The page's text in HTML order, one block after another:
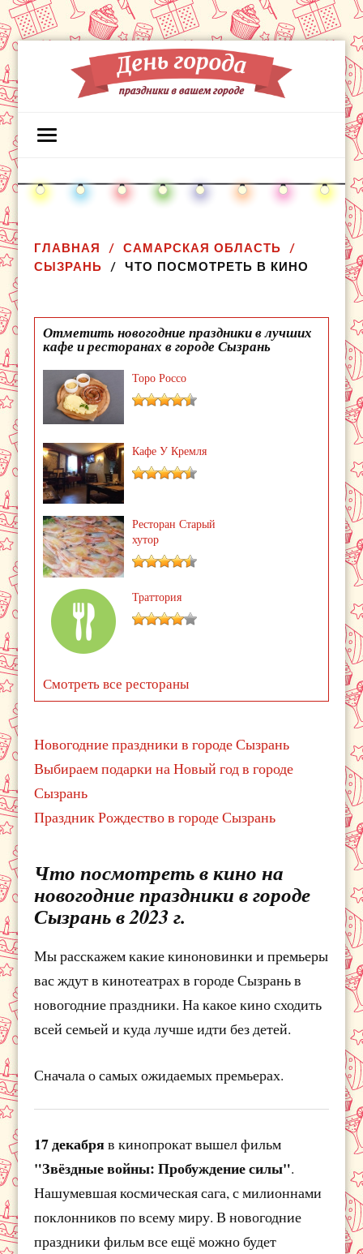
ГЛАВНАЯ
САМАРСКАЯ ОБЛАСТЬ
СЫЗРАНЬ
ЧТО ПОСМОТРЕТЬ В КИНО
Отметить новогодние праздники в лучших
кафе и ресторанах в городе Сызрань
Торо Россо
Кафе У Кремля
Ресторан Старый
хутор
Траттория
Смотреть все рестораны
Новогодние праздники в городе Сызрань
Выбираем подарки на Новый год в городе
Сызрань
Праздник Рождество в городе Сызрань
Что посмотреть в кино на
новогодние праздники в городе
Сызрань в 2023 г.
Мы расскажем какие киноновинки и премьеры
вас ждут в кинотеатрах в городе Сызрань в
новогодние праздники. На какое кино сходить
всей семьей и куда лучше идти без детей.
Сначала о самых ожидаемых премьерах.
17 декабряв кинопрокат вышел фильм
"Звёздные войны: Пробуждение силы".
Нашумевшая космическая сага, с милионнами
поклонников по всему миру. В новогодние
праздники фильм все ещё можно будет